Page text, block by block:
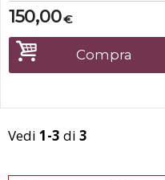
della custodia è resistente e
ben strutturata.Ottimo il
rapporto qualità/prezzo.
CUSTODIA RIGIDA METAL
CORNERS PER NOVATION
SummitDimen...
€
150,00
Compra
Vedi 1-3 di 3